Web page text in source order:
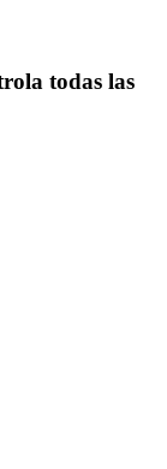
todas las